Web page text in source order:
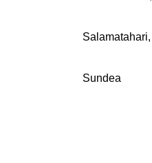
Sundea